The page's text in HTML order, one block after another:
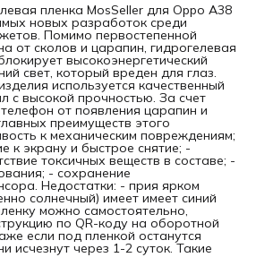
пленка MosSeller для Oppo A38
новых разработок среди
Помимо первостепенной
от сколов и царапин, гидрогелевая
высокоэнергетический
свет, который вреден для глаз.
используется качественный
с высокой прочностью. За счет
от появления царапин и
преимуществ этого
к механическим повреждениям;
к экрану и быстрое снятие; -
токсичных веществ в составе; -
- сохранение
Недостатки: - прия ярком
солнечный) имеет имеет синий
можно самостоятельно,
по QR-коду на оборотной
если под пленкой останутся
исчезнут через 1-2 суток. Такие